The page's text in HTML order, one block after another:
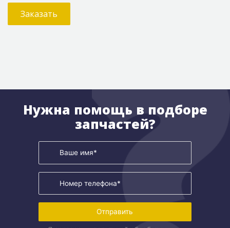
Заказать
Нужна помощь в подборе
запчастей?
Отправить